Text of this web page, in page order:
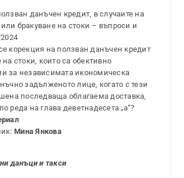
данъчен кредит, в случаите на
бракуване на стоки – въпроси и
корекция на ползван данъчен кредит
на стоки, които са обективно
за независимата икономическа
задълженото лице, когато с тези
последваща облагаема доставка,
реда на глава деветнадесета „а“?
Мина Янкова
данъци и такси